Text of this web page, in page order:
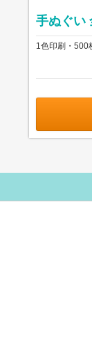
手ぬぐい
1色印刷・500